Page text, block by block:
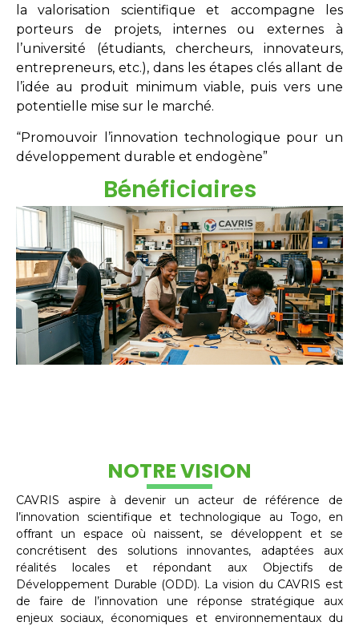
la valorisation scientifique et accompagne les
porteurs de projets, internes ou externes à
l’université (étudiants, chercheurs, innovateurs,
entrepreneurs, etc.), dans les étapes clés allant de
l’idée au produit minimum viable, puis vers une
potentielle mise sur le marché.
“Promouvoir l’innovation technologique pour un
développement durable et endogène”
Bénéficiaires
Étudiants Néo-diplômés Doctorants
Chercheurs
Innovateurs
Entreprises acteurs sociaux.
NOTRE VISION
CAVRIS aspire à devenir un acteur de référence de
l’innovation scientifique et technologique au Togo, en
offrant un espace où naissent, se développent et se
concrétisent des solutions innovantes, adaptées aux
réalités locales et répondant aux Objectifs de
Développement Durable (ODD). La vision du CAVRIS est
de faire de l’innovation une réponse stratégique aux
enjeux sociaux, économiques et environnementaux du